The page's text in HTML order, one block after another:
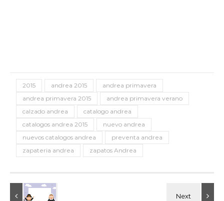
2015 andrea 2015
andrea primavera
andrea primavera 2015
andrea primavera verano
calzado andrea
catalogo andrea
catalogos andrea 2015
nuevo andrea
nuevos catalogos andrea
preventa andrea
zapateria andrea
zapatos Andrea